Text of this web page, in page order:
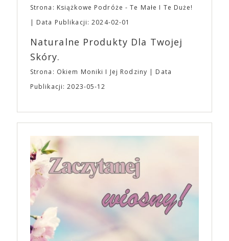
Strona: Książkowe Podróże - Te Małe I Te Duże!
Data Publikacji: 2024-02-01
Naturalne Produkty Dla Twojej
Skóry.
Strona: Okiem Moniki I Jej Rodziny
Data
Publikacji: 2023-05-12